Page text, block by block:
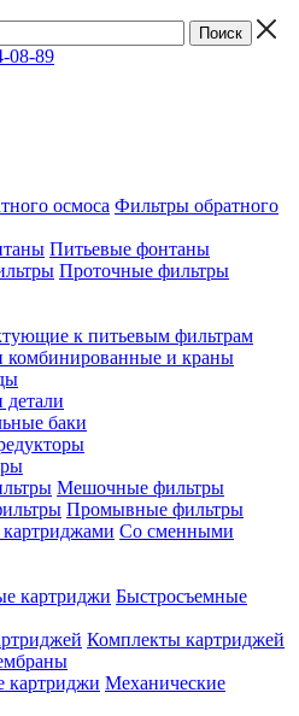
08-89
Фильтры обратного
Питьевые фонтаны
Проточные фильтры
к питьевым фильтрам
комбинированные и краны
детали
баки
Мешочные фильтры
Промывные фильтры
Со сменными
Быстросъемные
Комплекты картриджей
Механические